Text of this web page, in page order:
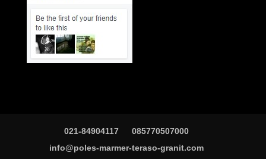
021-84904117
085770507000
info@poles-marmer-teraso-granit.com